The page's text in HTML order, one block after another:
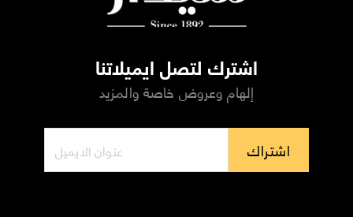
اشترك لتصل ايميلاتنا
إلهام وعروض خاصة والمزيد
اشتراك